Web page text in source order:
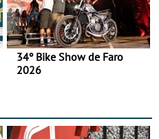
34º Bike Show de Faro
2026